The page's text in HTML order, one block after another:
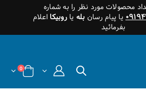
محصولات مورد نظر را به شماره
یا پیام رسان بله یاروبیکا اعلام
بفرمائید
0